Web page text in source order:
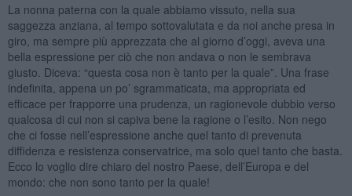
La nonna paterna con la quale abbiamo vissuto, nella sua
saggezza anziana, al tempo sottovalutata e da noi anche presa in
giro, ma sempre più apprezzata che al giorno d’oggi, aveva una
bella espressione per ciò che non andava o non le sembrava
giusto. Diceva: “questa cosa non è tanto per la quale”. Una frase
indefinita, appena un po’ sgrammaticata, ma appropriata ed
efficace per frapporre una prudenza, un ragionevole dubbio verso
qualcosa di cui non si capiva bene la ragione o l’esito. Non nego
che ci fosse nell’espressione anche quel tanto di prevenuta
diffidenza e resistenza conservatrice, ma solo quel tanto che basta.
Ecco lo voglio dire chiaro del nostro Paese, dell’Europa e del
mondo: che non sono tanto per la quale!